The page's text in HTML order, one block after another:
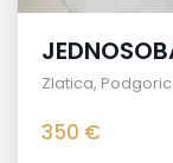
Zlatica,
350 €